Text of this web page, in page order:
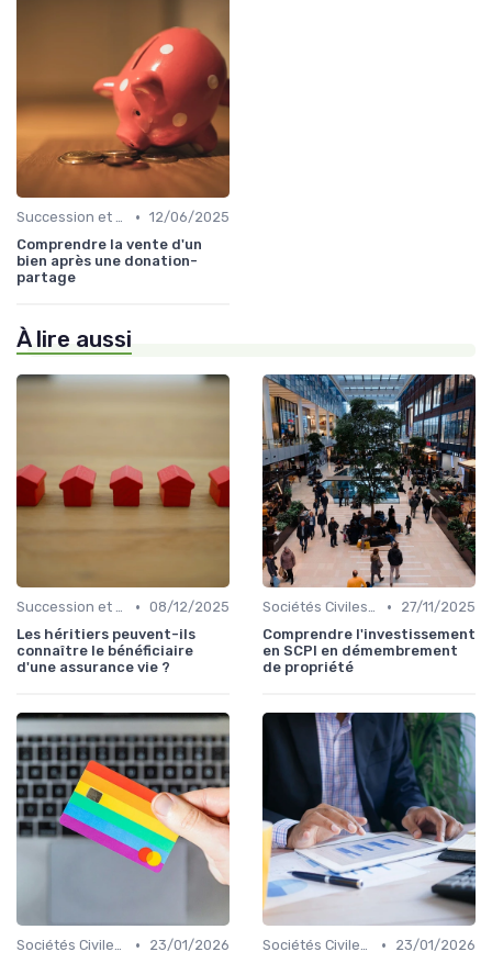
Succession et Transmission de Patrimoine • 12/06/2025
Comprendre la vente d'un
bien après une donation-
partage
À lire aussi
Succession et Transmission de Patrimoine • 08/12/2025
Les héritiers peuvent-ils
connaître le bénéficiaire
d'une assurance vie ?
Sociétés Civiles de Placement Immobilier (SCPI) •
27/11/2025
Comprendre l'investissement
en SCPI en démembrement
de propriété
Sociétés Civiles de Placement Immobilier (SCPI) •
23/01/2026
Sociétés Civiles de Placement Immobilier (SCPI) •
23/01/2026